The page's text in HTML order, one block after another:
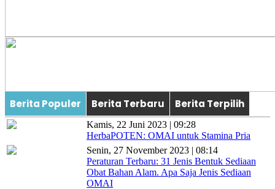
Berita Populer Berita Terbaru Berita Terpilih
Kamis, 22 Juni 2023 | 09:28
HerbaPOTEN: OMAI untuk Stamina Pria
Senin, 27 November 2023 | 08:14
Peraturan Terbaru: 31 Jenis Bentuk Sediaan
Obat Bahan Alam. Apa Saja Jenis Sediaan
OMAI